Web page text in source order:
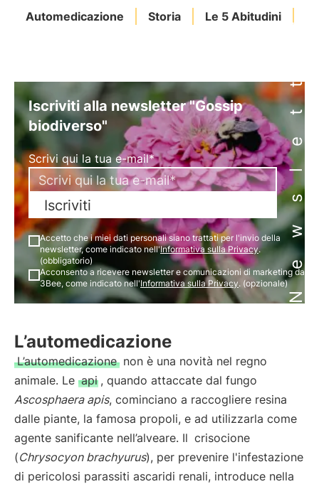
Automedicazione Storia Le 5 Abitudini Newsletter
Iscriviti alla newsletter "Gossip
biodiverso"
Scrivi qui la tua e-mail*
Iscriviti
Accetto che i miei dati personali siano trattati per l'invio della
newsletter, come indicato nell'Informativa sulla Privacy.
(obbligatorio)
Acconsento a ricevere newsletter e comunicazioni di marketing da
3Bee, come indicato nell'Informativa sulla Privacy. (opzionale)
L’automedicazione
L’automedicazione non è una novità nel regno
animale. Le api , quando attaccate dal fungo
Ascosphaera apis, cominciano a raccogliere resina
dalle piante, la famosa propoli, e ad utilizzarla come
agente sanificante nell’alveare. Il crisocione
(Chrysocyon brachyurus), per prevenire l'infestazione
di pericolosi parassiti ascaridi renali, introduce nella